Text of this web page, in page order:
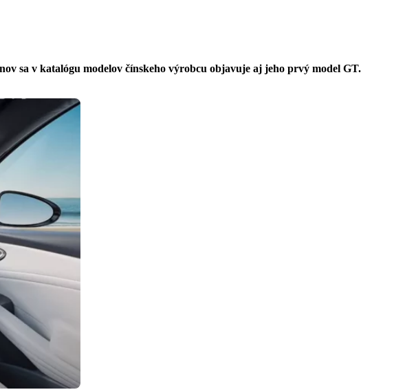
sa v katalógu modelov čínskeho výrobcu objavuje aj jeho prvý model GT.